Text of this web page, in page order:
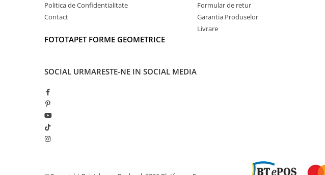
Politica de Confidentialitate
Contact
FOTOTAPET FORME GEOMETRICE
Formular de retur
Garantia Produselor
Livrare
SOCIAL URMARESTE-NE IN SOCIAL MEDIA